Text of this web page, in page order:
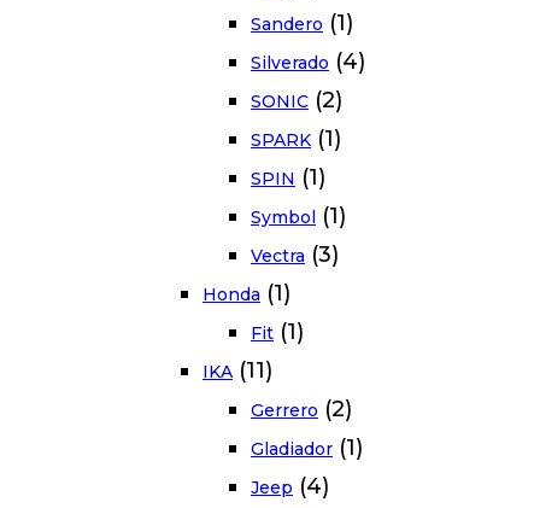
Sandero (1)
Silverado (4)
SONIC (2)
SPARK (1)
SPIN (1)
Symbol (1)
Vectra (3)
Honda (1)
Fit (1)
IKA (11)
Gerrero (2)
Gladiador (1)
Jeep (4)